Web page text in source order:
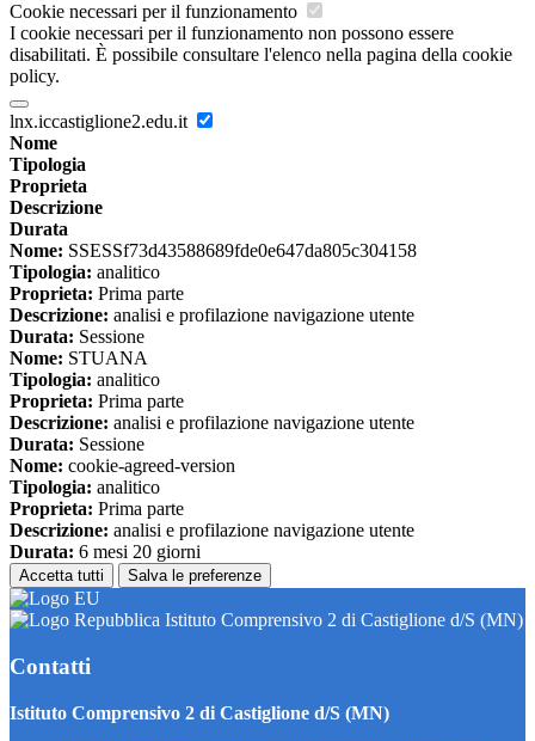
Cookie necessari per il funzionamento
I cookie necessari per il funzionamento non possono essere
disabilitati. È possibile consultare l'elenco nella pagina della cookie
policy.
lnx.iccastiglione2.edu.it
Nome
Tipologia
Proprieta
Descrizione
Durata
Nome: SSESSf73d43588689fde0e647da805c304158
Tipologia: analitico
Proprieta: Prima parte
Descrizione: analisi e profilazione navigazione utente
Durata: Sessione
Nome: STUANA
Tipologia: analitico
Proprieta: Prima parte
Descrizione: analisi e profilazione navigazione utente
Durata: Sessione
Nome: cookie-agreed-version
Tipologia: analitico
Proprieta: Prima parte
Descrizione: analisi e profilazione navigazione utente
Durata: 6 mesi 20 giorni
Accetta tutti Salva le preferenze
Istituto Comprensivo 2 di Castiglione d/S (MN)
Contatti
Istituto Comprensivo 2 di Castiglione d/S (MN)